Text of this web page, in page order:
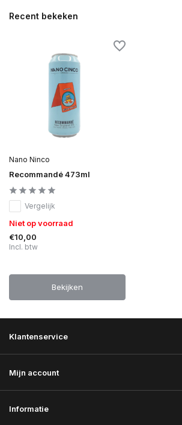
Recent bekeken
Nano Ninco
Recommandé 473ml
Vergelijk
Niet op voorraad
€10,00
Incl. btw
Bekijken
Klantenservice
Mijn account
Informatie